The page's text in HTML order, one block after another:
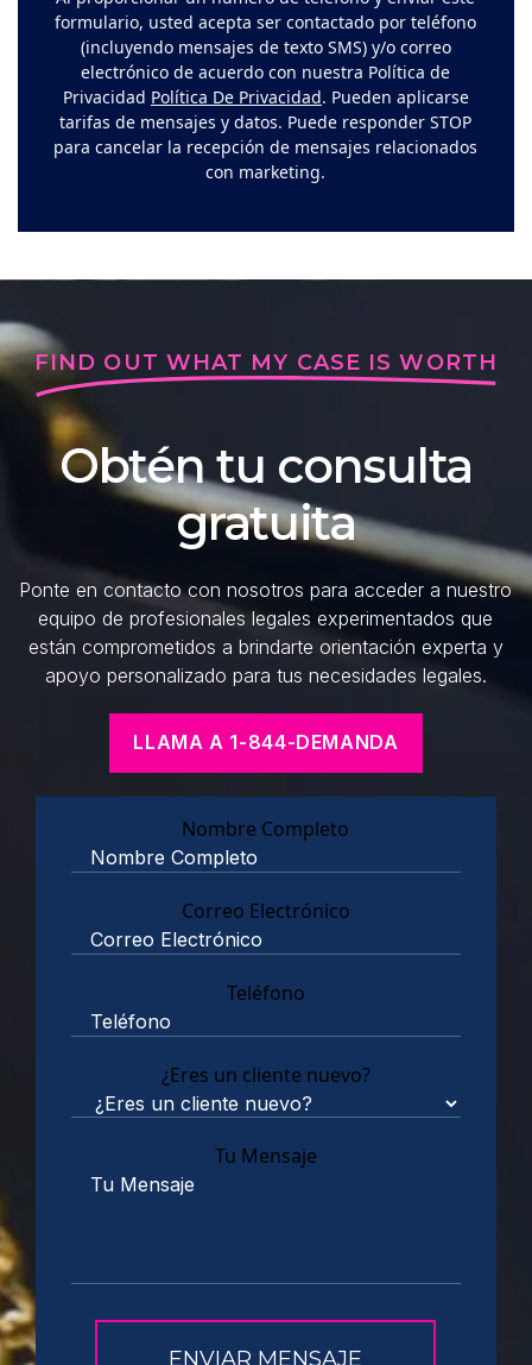
formulario, usted acepta ser contactado por teléfono
(incluyendo mensajes de texto SMS) y/o correo
electrónico de acuerdo con nuestra Política de
Privacidad Política De Privacidad. Pueden aplicarse
tarifas de mensajes y datos. Puede responder STOP
para cancelar la recepción de mensajes relacionados
con marketing.
FIND OUT WHAT MY CASE IS WORTH
Obtén tu consulta
gratuita
Ponte en contacto con nosotros para acceder a nuestro
equipo de profesionales legales experimentados que
están comprometidos a brindarte orientación experta y
apoyo personalizado para tus necesidades legales.
LLAMA A 1-844-DEMANDA
Nombre Completo
Correo Electrónico
Teléfono
¿Eres un cliente nuevo?
Tu Mensaje